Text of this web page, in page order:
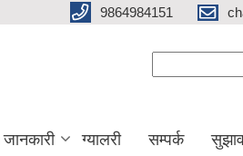
9864984151
ग्यालरी सम्पर्क